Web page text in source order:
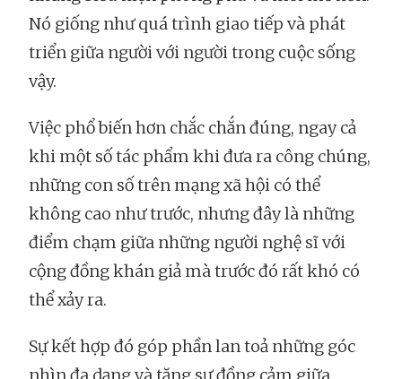
Nó giống như quá trình giao tiếp và phát
triển giữa người với người trong cuộc sống
vậy.
Việc phổ biến hơn chắc chắn đúng, ngay cả
khi một số tác phẩm khi đưa ra công chúng,
những con số trên mạng xã hội có thể
không cao như trước, nhưng đây là những
điểm chạm giữa những người nghệ sĩ với
cộng đồng khán giả mà trước đó rất khó có
thể xảy ra.
Sự kết hợp đó góp phần lan toả những góc